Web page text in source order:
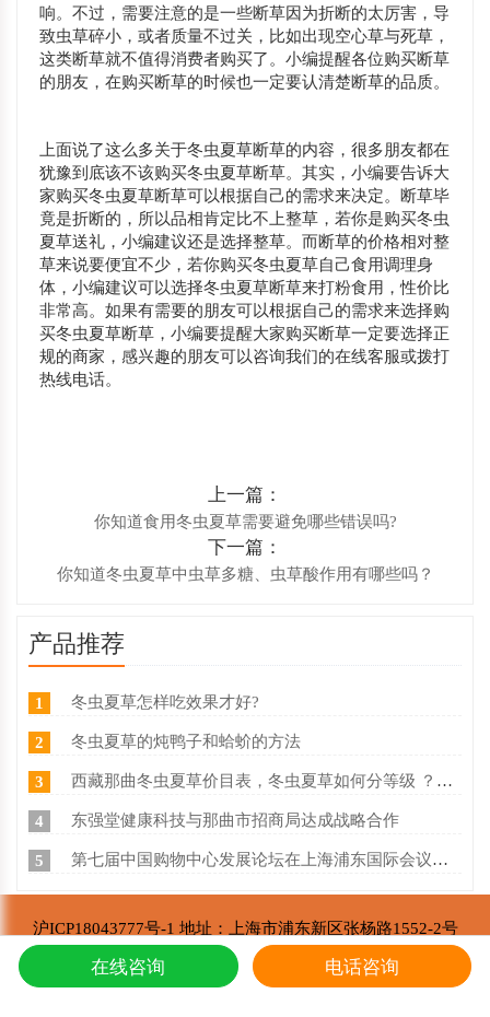
响。不过，需要注意的是一些断草因为折断的太厉害，导
致虫草碎小，或者质量不过关，比如出现空心草与死草，
这类断草就不值得消费者购买了。小编提醒各位购买断草
的朋友，在购买断草的时候也一定要认清楚断草的品质。
上面说了这么多关于冬虫夏草断草的内容，很多朋友都在
犹豫到底该不该购买冬虫夏草断草。其实，小编要告诉大
家购买冬虫夏草断草可以根据自己的需求来决定。断草毕
竟是折断的，所以品相肯定比不上整草，若你是购买冬虫
夏草送礼，小编建议还是选择整草。而断草的价格相对整
草来说要便宜不少，若你购买冬虫夏草自己食用调理身
体，小编建议可以选择冬虫夏草断草来打粉食用，性价比
非常高。如果有需要的朋友可以根据自己的需求来选择购
买冬虫夏草断草，小编要提醒大家购买断草一定要选择正
规的商家，感兴趣的朋友可以咨询我们的在线客服或拨打
热线电话。
上一篇：
你知道食用冬虫夏草需要避免哪些错误吗?
下一篇：
你知道冬虫夏草中虫草多糖、虫草酸作用有哪些吗？
产品推荐
1 冬虫夏草怎样吃效果才好?
2 冬虫夏草的炖鸭子和蛤蚧的方法
3 西藏那曲冬虫夏草价目表，冬虫夏草如何分等级 ？什么价
4 东强堂健康科技与那曲市招商局达成战略合作
5 第七届中国购物中心发展论坛在上海浦东国际会议中心成功举办
推荐阅读
1 冬虫夏草的炖鸭子和蛤蚧的方法
沪ICP18043777号-1 地址：上海市浦东新区张杨路1552-2号
东强堂健康科技有限公司 版权所有
Copyright © 2002-2021
在线咨询 电话咨询